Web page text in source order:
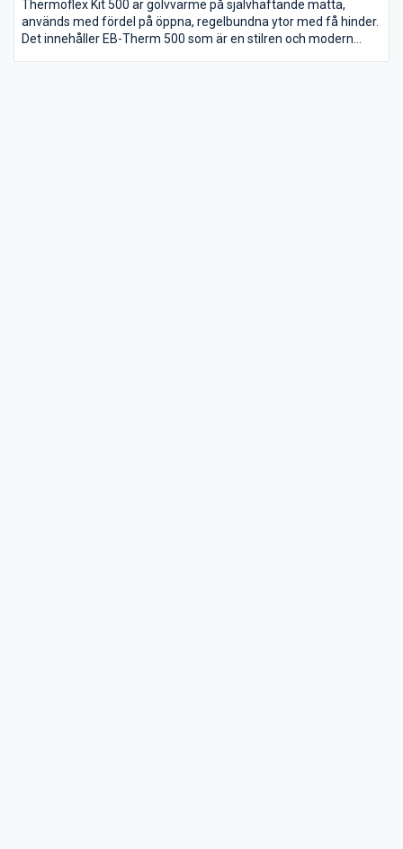
Thermoflex Kit 500 är golvvärme på självhäftande matta,
används med fördel på öppna, regelbundna ytor med få hinder.
Det innehåller EB-Therm 500 som är en stilren och modern